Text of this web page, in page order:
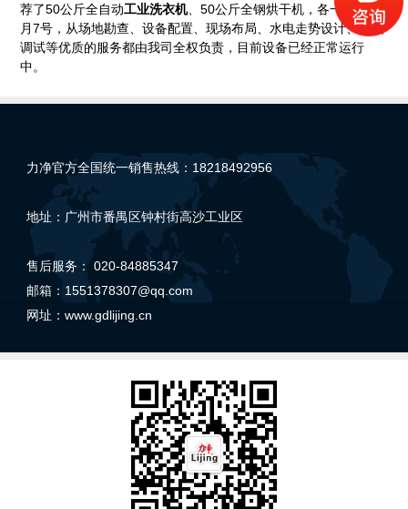
荐了50公斤全自动工业洗衣机、50公斤全钢烘干机 ，各一台。10
月7号，从场地勘查、设备配置、现场布局、水电走势设计、安装
调试等优质的服务都由我司全权负责，目前设备已经正常运行
中。
力净官方全国统一销售热线：18218492956
地址：广州市番禺区钟村街高沙工业区
售后服务： 020-84885347
邮箱：1551378307@qq.com
网址： www.gdlijing.cn